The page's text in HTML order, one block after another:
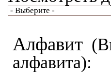
Алфавит
алфавита):